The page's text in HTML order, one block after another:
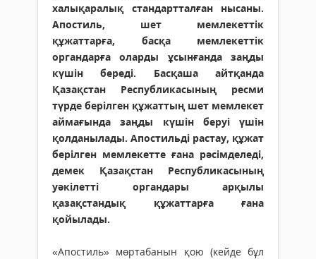
халықаралық стан­дартталған нысаны.
Апостиль, шет мемлекеттік
құжаттарға, басқа мем­лекеттік
органдарға оларды ұсынғанда заңды
күшін береді. Басқаша айтқанда
Қазақстан Республикасының ресми
түрде берілген құжаттың шет мемлекет
аймағында заңды күшін беруі үшін
қолданылады. Апостильді растау, құжат
берілген мемлекетте ғана рәсімделеді,
демек Қазақстан Республикасының
уәкілетті органдары арқылы
қазақстандық құжаттарға ғана
қойылады.
«Апостиль» мөртабанын қою (кейде бұл